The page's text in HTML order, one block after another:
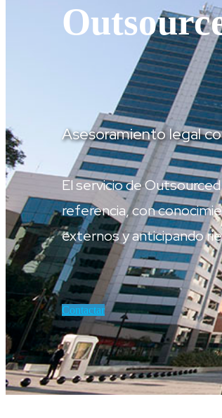
Asesoramiento legal
El servicio de
referencia, con
externos y anticipando
Contactar